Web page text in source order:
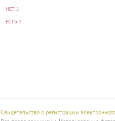
НЕТ 2
ЕСТЬ 2
Свидетельство о регистрации